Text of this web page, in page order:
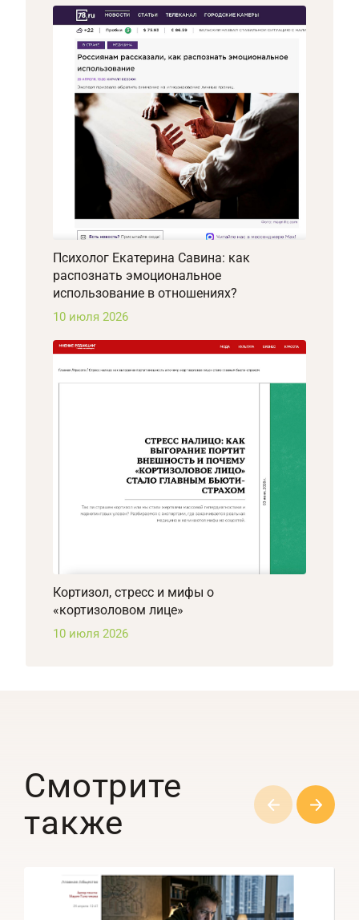
Психолог Екатерина Савина: как
распознать эмоциональное
использование в отношениях?
10 июля 2026
Кортизол, стресс и мифы о
«кортизоловом лице»
10 июля 2026
Смотрите
также